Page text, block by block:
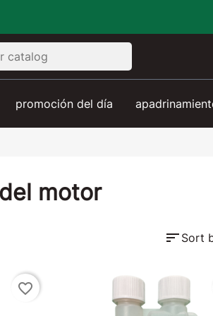
promoción del día
motor
sort Sort
favorite_border